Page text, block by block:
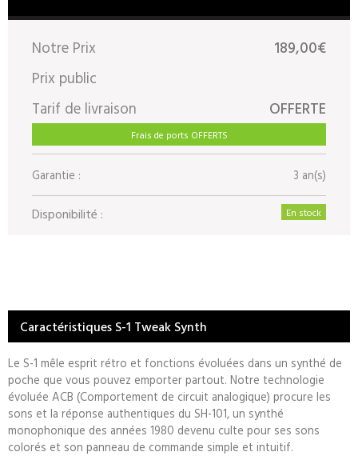
Notre Prix
189,00€
Prix public
Tarif de livraison
OFFERTE
Frais de ports OFFERTS
Garantie : 3 an(s)
Disponibilité : En stock
Caractéristiques S-1 Tweak Synth
Le S-1 mêle esprit rétro et fonctions évoluées dans un synthé de
poche que vous pouvez emporter partout. Notre technologie
évoluée ACB (Comportement de circuit analogique) procure les
sons et la réponse authentiques du SH-101, un synthé
monophonique des années 1980 devenu culte pour ses sons
colorés et son panneau de commande simple et intuitif.